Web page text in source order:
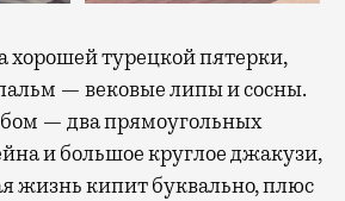
хорошей турецкой пятерки,
— вековые липы и сосны.
— два прямоугольных
и большое круглое джакузи,
жизнь кипит буквально, плюс